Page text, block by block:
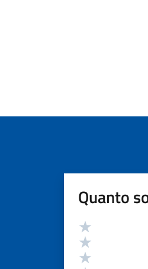
Quanto
Valutazione